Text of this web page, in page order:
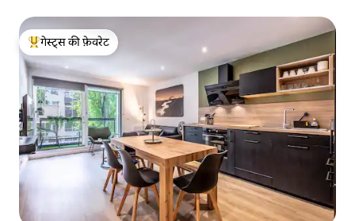
गेस्ट्स का टॉप फ़ेवरेट
गेस्ट्स की फ़ेवरेट